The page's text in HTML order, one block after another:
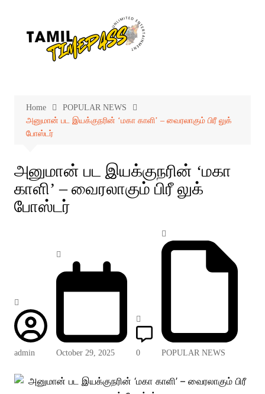
Home
POPULAR NEWS
அனுமான் பட இயக்குநரின் ‘மகா காளி’ – வைரலாகும் பிரீ லுக்
போஸ்டர்
அனுமான் பட இயக்குநரின் ‘மகா
காளி’ – வைரலாகும் பிரீ லுக்
போஸ்டர்
admin October 29, 2025 0 POPULAR NEWS